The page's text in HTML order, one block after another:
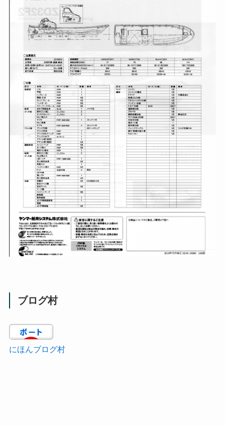
ブログ村
にほんブログ村